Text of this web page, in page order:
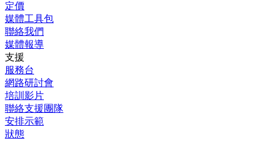
定價
媒體工具包
聯絡我們
媒體報導
支援
服務台
網路研討會
培訓影片
聯絡支援團隊
安排示範
狀態